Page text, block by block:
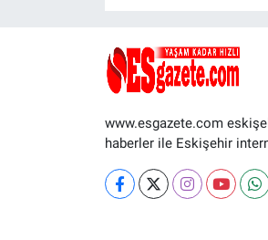
www.esgazete.com
haberler ile Eskişehir